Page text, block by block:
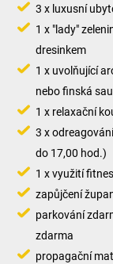
3 x luxusní
1 x "lady"
dresinkem
1 x uvolňující
nebo finská
1 x relaxační
3 x
do 17,00 hod.)
1 x využití
zapůjčení
parkování
zdarma
propagační